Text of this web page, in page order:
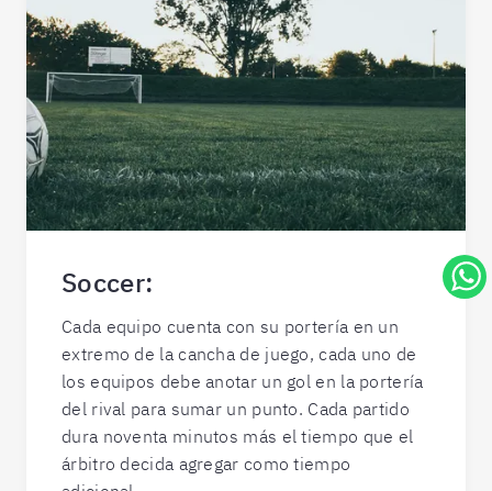
Soccer:
Cada equipo cuenta con su portería en un
extremo de la cancha de juego, cada uno de
los equipos debe anotar un gol en la portería
del rival para sumar un punto. Cada partido
dura noventa minutos más el tiempo que el
árbitro decida agregar como tiempo